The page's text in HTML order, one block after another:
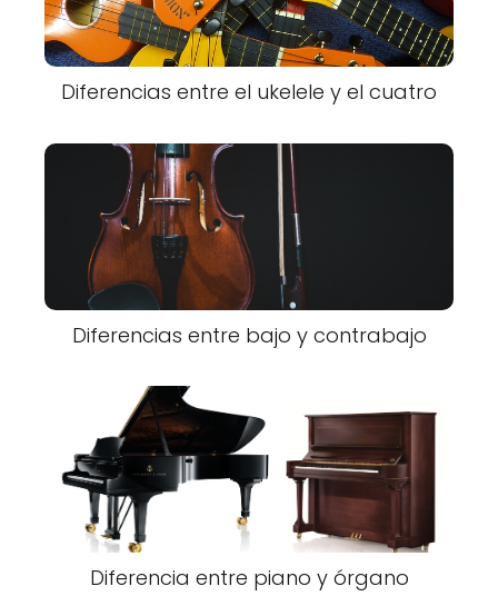
Diferencias entre el ukelele y el cuatro
Diferencias entre bajo y contrabajo
Diferencia entre piano y órgano